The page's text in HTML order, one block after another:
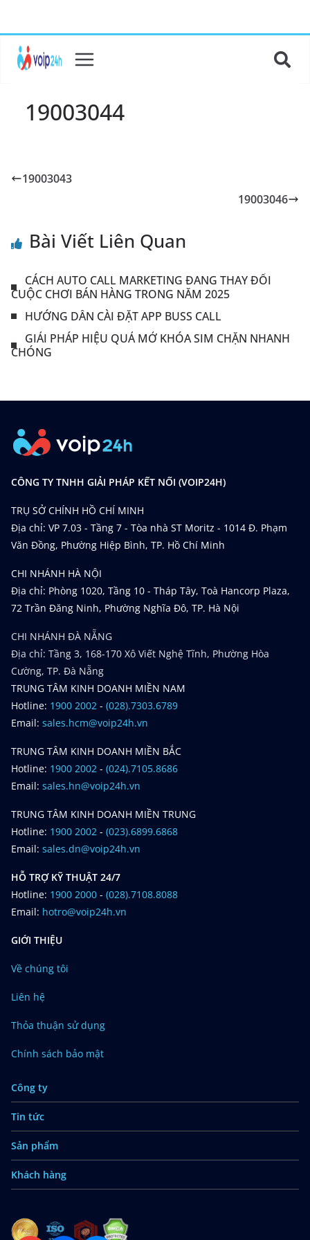
19003044
19003043
19003046
Bài Viết Liên Quan
CÁCH AUTO CALL MARKETING ĐANG THAY ĐỔI
CUỘC CHƠI BÁN HÀNG TRONG NĂM 2025
HƯỚNG DẪN CÀI ĐẶT APP BUSS CALL
GIẢI PHÁP HIỆU QUẢ MỞ KHÓA SIM CHẶN NHANH
CHÓNG
CÔNG TY TNHH GIẢI PHÁP KẾT NỐI (VOIP24H)
TRỤ SỞ CHÍNH HỒ CHÍ MINH
Địa chỉ: VP 7.03 - Tầng 7 - Tòa nhà ST Moritz - 1014 Đ. Phạm
Văn Đồng, Phường Hiệp Bình, TP. Hồ Chí Minh
CHI NHÁNH HÀ NỘI
Địa chỉ: Phòng 1020, Tầng 10 - Tháp Tây, Toà Hancorp Plaza,
72 Trần Đăng Ninh, Phường Nghĩa Đô, TP. Hà Nội
CHI NHÁNH ĐÀ NẴNG
Địa chỉ: Tầng 3, 168-170 Xô Viết Nghệ Tĩnh, Phường Hòa
Cường, TP. Đà Nẵng
TRUNG TÂM KINH DOANH MIỀN NAM
Hotline: 1900 2002 - (028).7303.6789
Email: sales.hcm@voip24h.vn
TRUNG TÂM KINH DOANH MIỀN BẮC
Hotline: 1900 2002 - (024).7105.8686
Email: sales.hn@voip24h.vn
TRUNG TÂM KINH DOANH MIỀN TRUNG
Hotline: 1900 2002 - (023).6899.6868
Email: sales.dn@voip24h.vn
HỖ TRỢ KỸ THUẬT 24/7
Hotline: 1900 2000 - (028).7108.8088
Email: hotro@voip24h.vn
GIỚI THIỆU
Về chúng tôi
Liên hệ
Thỏa thuận sử dụng
Chính sách bảo mật
Công ty
Tin tức
Sản phẩm
Khách hàng